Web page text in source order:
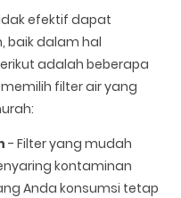
efektif dapat
baik dalam hal
adalah beberapa
filter air yang
- Filter yang mudah
kontaminan
Anda konsumsi tetap